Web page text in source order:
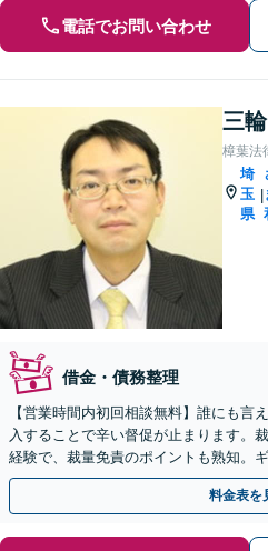
電話でお問い合わせ
三
樟葉法
埼
玉
県
|
借金・債務整理
【営業時間内初回相談無料】誰にも言
入することで辛い督促が止まります。
経験で、裁量免責のポイントも熟知。
産まで広く対応。完全個室でじっくり
料金表を